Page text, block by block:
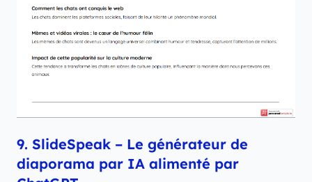
9. SlideSpeak – Le générateur de
diaporama par IA alimenté par